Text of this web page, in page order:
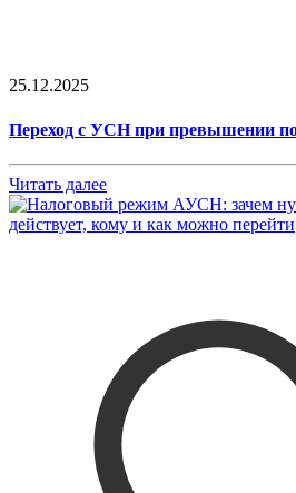
25.12.2025
Переход с УСН при превышении
Читать далее